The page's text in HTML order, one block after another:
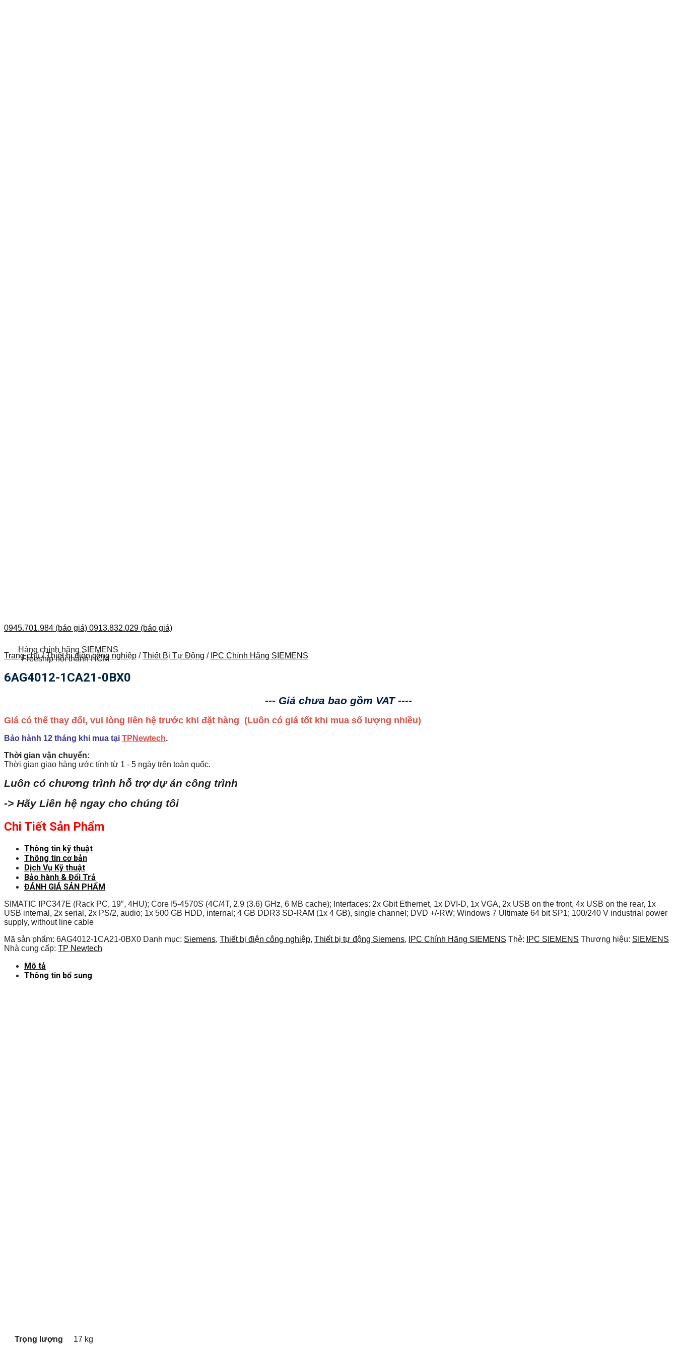
0945.701.984 (báo giá) 0913.832.029 (báo giá)
Hàng chính hãng SIEMENS
Freeship nội thành HCM
Trang chủ / Thiết bị điện công nghiệp / Thiết Bị Tự Động / IPC Chính Hãng SIEMENS
6AG4012-1CA21-0BX0
--- Giá chưa bao gồm VAT ----
Giá có thể thay đổi, vui lòng liên hệ trước khi đặt hàng (Luôn có giá tốt khi mua số lượng nhiều)
Bảo hành 12 tháng khi mua tại TPNewtech.
Thời gian vận chuyển:
Thời gian giao hàng ước tính từ 1 - 5 ngày trên toàn quốc.
Luôn có chương trình hỗ trợ dự án công trình
-> Hãy Liên hệ ngay cho chúng tôi
Chi Tiết Sản Phẩm
Thông tin kỹ thuật
Thông tin cơ bản
Dịch Vụ Kỹ thuật
Bảo hành & Đổi Trả
ĐÁNH GIÁ SẢN PHẨM
SIMATIC IPC347E (Rack PC, 19″, 4HU); Core I5-4570S (4C/4T, 2.9 (3.6) GHz, 6 MB cache); Interfaces: 2x Gbit Ethernet, 1x DVI-D, 1x VGA, 2x USB on the front, 4x USB on the rear, 1x
USB internal, 2x serial, 2x PS/2, audio; 1x 500 GB HDD, internal; 4 GB DDR3 SD-RAM (1x 4 GB), single channel; DVD +/-RW; Windows 7 Ultimate 64 bit SP1; 100/240 V industrial power
supply, without line cable
Mã sản phẩm: 6AG4012-1CA21-0BX0 Danh mục: Siemens, Thiết bị điện công nghiệp, Thiết bị tự động Siemens, IPC Chính Hãng SIEMENS Thẻ: IPC SIEMENS Thương hiệu: SIEMENS
Nhà cung cấp: TP Newtech
Mô tả
Thông tin bổ sung
Trọng lượng 17 kg